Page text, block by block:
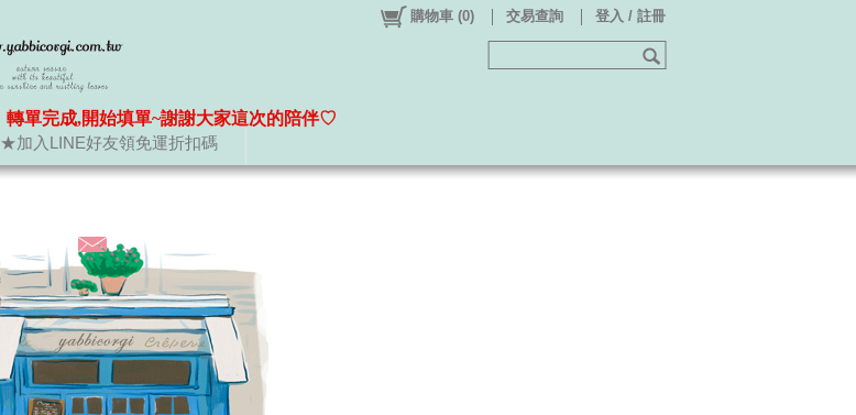
★加入LINE好友領免運折扣碼
購物車 (0) 交易查詢 登入 / 註冊
轉單完成,開始填單~謝謝大家這次的陪伴♡